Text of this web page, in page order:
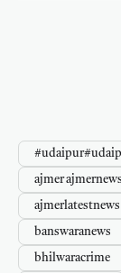
ajmer
ajmerlatestnews
banswaranews
bhilwaracrime